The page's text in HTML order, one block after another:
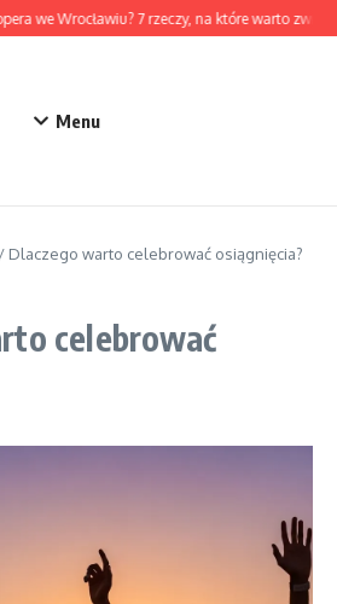
we Wrocławiu? 7 rzeczy, na które warto
Menu
/ Dlaczego warto celebrować osiągnięcia?
celebrować